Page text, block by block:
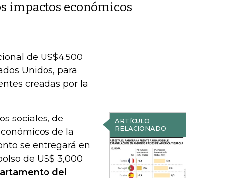
impactos económicos
de US$4.500
Unidos, para
creadas por la
ARTÍCULO
RELACIONADO
sociales, de
de la
se entregará en
de US$ 3,000
del